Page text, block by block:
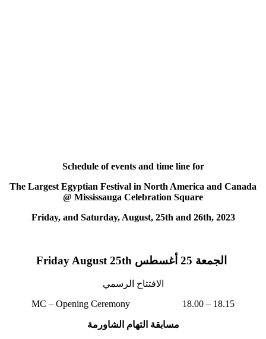
Schedule of events and time line for
The Largest Egyptian Festival in North America and Canada
@ Mississauga Celebration Square
Friday, and Saturday, August, 25th and 26th, 2023
الافتتاح الرسمي
MC – Opening Ceremony 18.00 – 18.15
مسابقة التهام الشاورمة